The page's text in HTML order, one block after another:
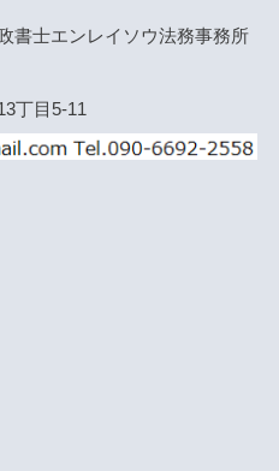
士エンレイソウ法務事務所
丁目5-11